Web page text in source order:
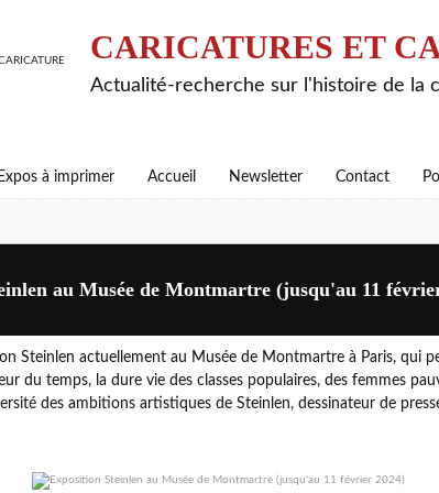
CARICATURES ET
Actualité-recherche sur l'histoire de la
Expos à imprimer Accueil Newsletter Contact
au Musée de Montmartre (jusqu'au 11
Steinlen actuellement au Musée de Montmartre à Paris, qui
du temps, la dure vie des classes populaires, des femmes
des ambitions artistiques de Steinlen, dessinateur de